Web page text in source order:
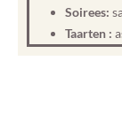
Soirees:
Taarten :